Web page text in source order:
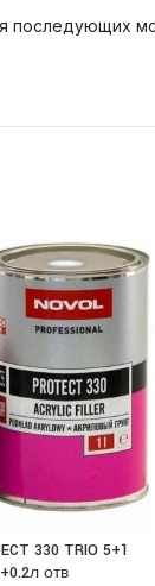
последующих
330 TRIO 5+1
отв